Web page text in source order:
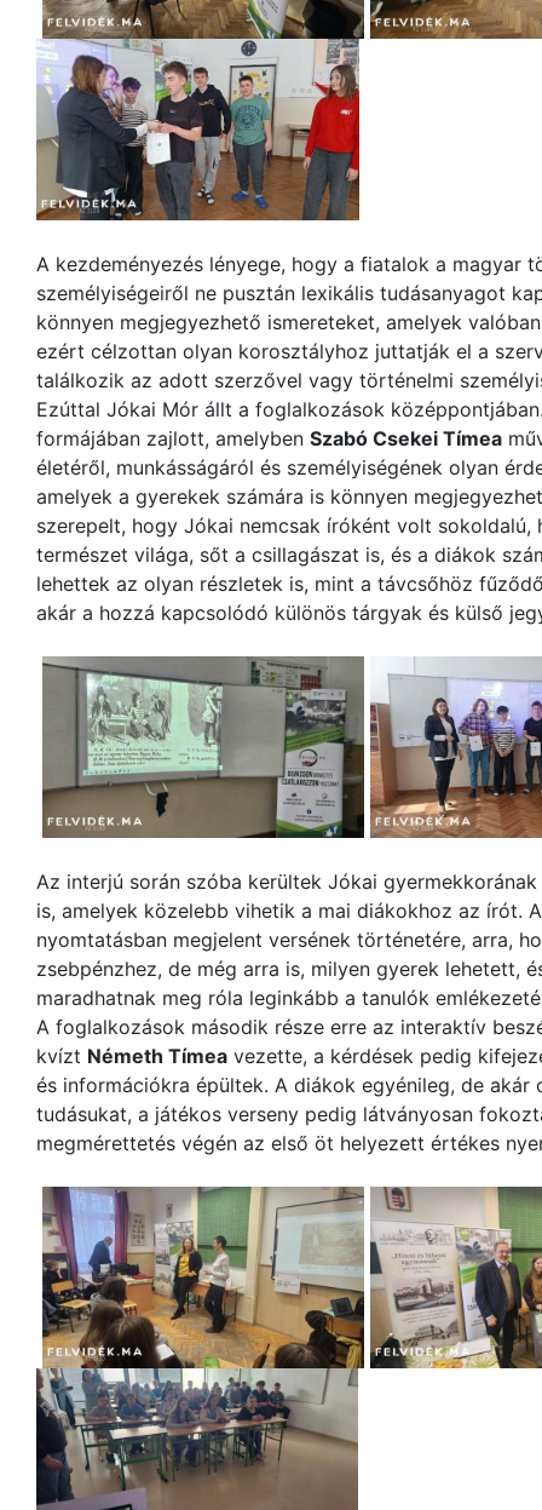
A kezdeményezés lényege, hogy a fiatalok a magyar
személyiségeiről ne pusztán lexikális tudásanyagot
könnyen megjegyezhető ismereteket, amelyek
ezért célzottan olyan korosztályhoz juttatják el a
találkozik az adott szerzővel vagy történelmi
Ezúttal Jókai Mór állt a foglalkozások
formájában zajlott, amelyben Szabó Csekei Tímea
életéről, munkásságáról és személyiségének olyan
amelyek a gyerekek számára is könnyen
szerepelt, hogy Jókai nemcsak íróként volt sokoldalú,
természet világa, sőt a csillagászat is, és a diákok
lehettek az olyan részletek is, mint a távcsőhöz
akár a hozzá kapcsolódó különös tárgyak és külső
Az interjú során szóba kerültek Jókai
is, amelyek közelebb vihetik a mai diákokhoz az írót.
nyomtatásban megjelent versének történetére, arra,
zsebpénzhez, de még arra is, milyen gyerek lehetett,
maradhatnak meg róla leginkább a tanulók
A foglalkozások második része erre az interaktív
kvízt Németh Tímea vezette, a kérdések pedig
és információkra épültek. A diákok egyénileg, de akár
tudásukat, a játékos verseny pedig látványosan
megmérettetés végén az első öt helyezett értékes